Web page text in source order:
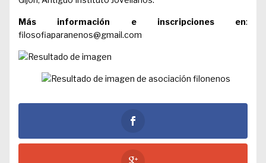
Más información e inscripciones en:
filosofiaparanenos@gmail.com